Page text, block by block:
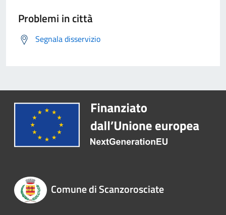
Problemi in città
Segnala disservizio
Comune di Scanzorosciate